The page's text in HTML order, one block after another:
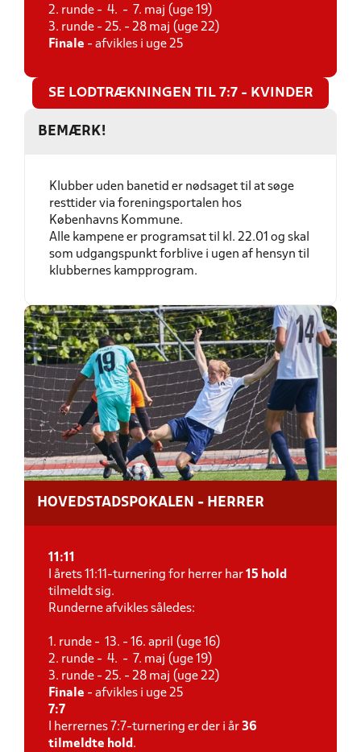
2. runde - 4. - 7. maj (uge 19)
3. runde - 25. - 28 maj (uge 22)
Finale - afvikles i uge 25
SE LODTRÆKNINGEN TIL 7:7 - KVINDER
BEMÆRK!
Klubber uden banetid er nødsaget til at søge
resttider via foreningsportalen hos
Københavns Kommune.
Alle kampene er programsat til kl. 22.01 og skal
som udgangspunkt forblive i ugen af hensyn til
klubbernes kampprogram.
HOVEDSTADSPOKALEN - HERRER
11:11
I årets 11:11-turnering for herrer har 15 hold
tilmeldt sig.
Runderne afvikles således:
1. runde - 13. - 16. april (uge 16)
2. runde - 4. - 7. maj (uge 19)
3. runde - 25. - 28 maj (uge 22)
Finale - afvikles i uge 25
7:7
I herrernes 7:7-turnering er der i år 36
tilmeldte hold .